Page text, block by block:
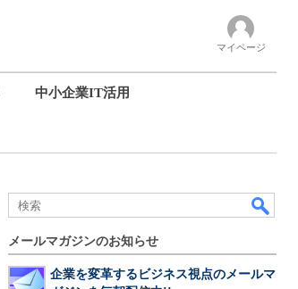
マイページ
中小企業IT活用
メールマガジンのお知らせ
企業を変革するビジネス視点のメールマ